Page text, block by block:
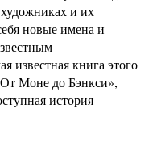
и их
новые имена и
известная книга этого
От Моне до Бэнкси»,
история